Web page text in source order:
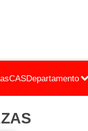
CASDepartamento